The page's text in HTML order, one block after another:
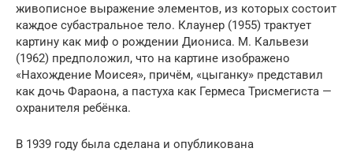
живописное выражение элементов, из которых состоит
каждое субастральное тело. Клаунер (1955) трактует
картину как миф о рождении Диониса. М. Кальвези
(1962) предположил, что на картине изображено
«Нахождение Моисея», причём, «цыганку» представил
как дочь Фараона, а пастуха как Гермеса Трисмегиста —
охранителя ребёнка.
В 1939 году была сделана и опубликована